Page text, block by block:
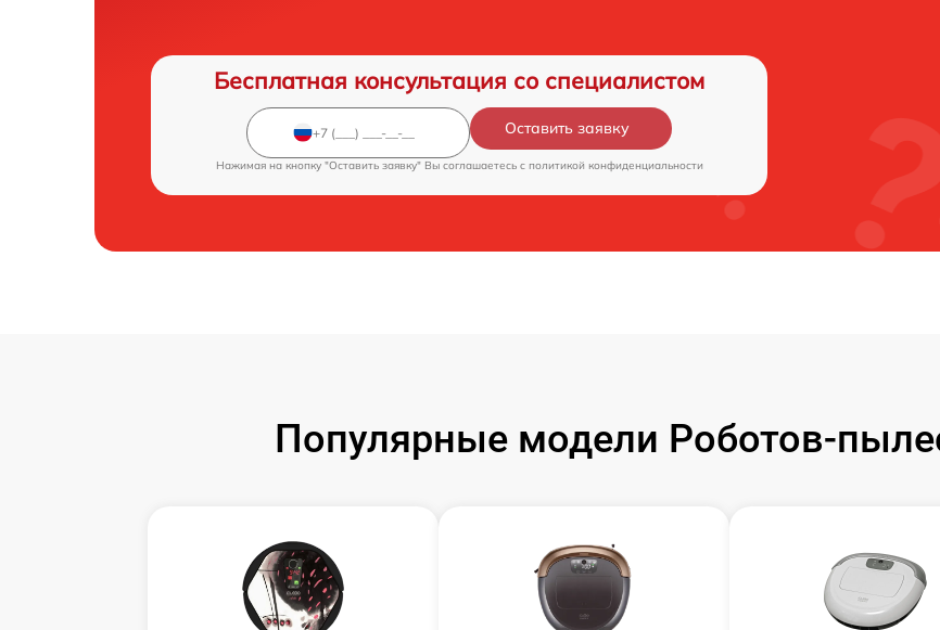
Бесплатная консультация со специалистом
Оставить заявку
Нажимая на кнопку "Оставить заявку" Вы соглашаетесь c политикой конфиденциальности
Популярные модели Роботов-